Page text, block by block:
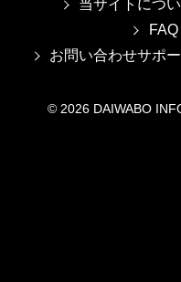
当サイトにつ
お問い合わせサポ
© 2026 DAIWABO